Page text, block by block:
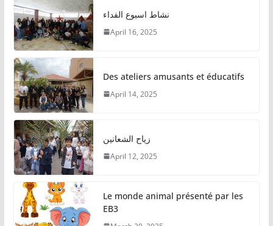
نشاط اسبوع الفداء
April 16, 2025
Des ateliers amusants et éducatifs
April 14, 2025
زياح الشعانين
April 12, 2025
Le monde animal présenté par les
EB3